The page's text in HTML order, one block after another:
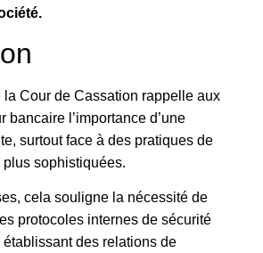
Cour de Cassation rappelle aux
bancaire l’importance d’une
surtout face à des pratiques de
sophistiquées.
cela souligne la nécessité de
protocoles internes de sécurité
établissant des relations de